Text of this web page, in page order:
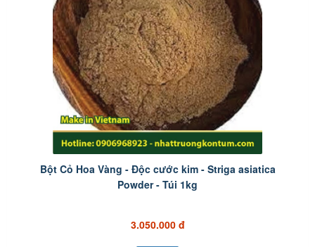
Bột Cỏ Hoa Vàng - Độc cước kim - Striga asiatica
Powder - Túi 1kg
3.050.000 đ